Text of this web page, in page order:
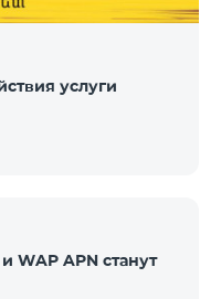
услуги
WAP APN станут